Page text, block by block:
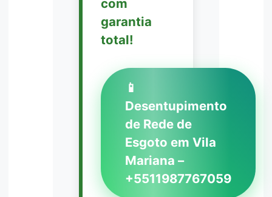
com
garantia
total!
📱
Desentupimento
de Rede de
Esgoto em Vila
Mariana –
+5511987767059